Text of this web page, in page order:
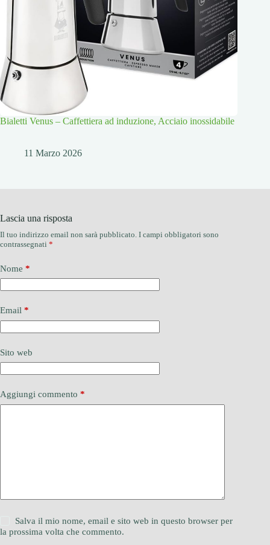
Bialetti Venus – Caffettiera ad induzione, Acciaio inossidabile
11 Marzo 2026
Lascia una risposta
Il tuo indirizzo email non sarà pubblicato. I campi obbligatori sono
contrassegnati *
Nome *
Email *
Sito web
Aggiungi commento *
Salva il mio nome, email e sito web in questo browser per
la prossima volta che commento.